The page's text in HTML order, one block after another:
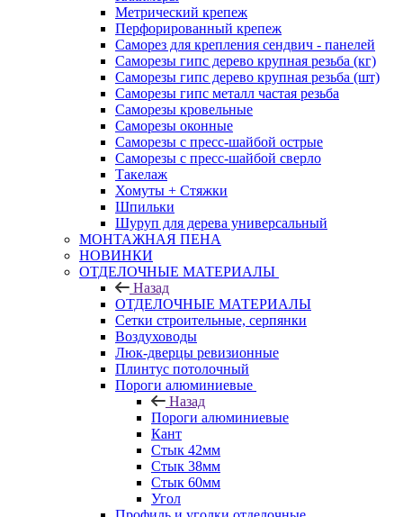
Метрический крепеж
Перфорированный крепеж
Саморез для крепления сендвич - панелей
Саморезы гипс дерево крупная резьба (кг)
Саморезы гипс дерево крупная резьба (шт)
Саморезы гипс металл частая резьба
Саморезы кровельные
Саморезы оконные
Саморезы с пресс-шайбой острые
Саморезы с пресс-шайбой сверло
Такелаж
Хомуты + Стяжки
Шпильки
Шуруп для дерева универсальный
МОНТАЖНАЯ ПЕНА
НОВИНКИ
ОТДЕЛОЧНЫЕ МАТЕРИАЛЫ
Назад
ОТДЕЛОЧНЫЕ МАТЕРИАЛЫ
Сетки строительные, серпянки
Воздуховоды
Люк-дверцы ревизионные
Плинтус потолочный
Пороги алюминиевые
Назад
Пороги алюминиевые
Кант
Стык 42мм
Стык 38мм
Стык 60мм
Угол